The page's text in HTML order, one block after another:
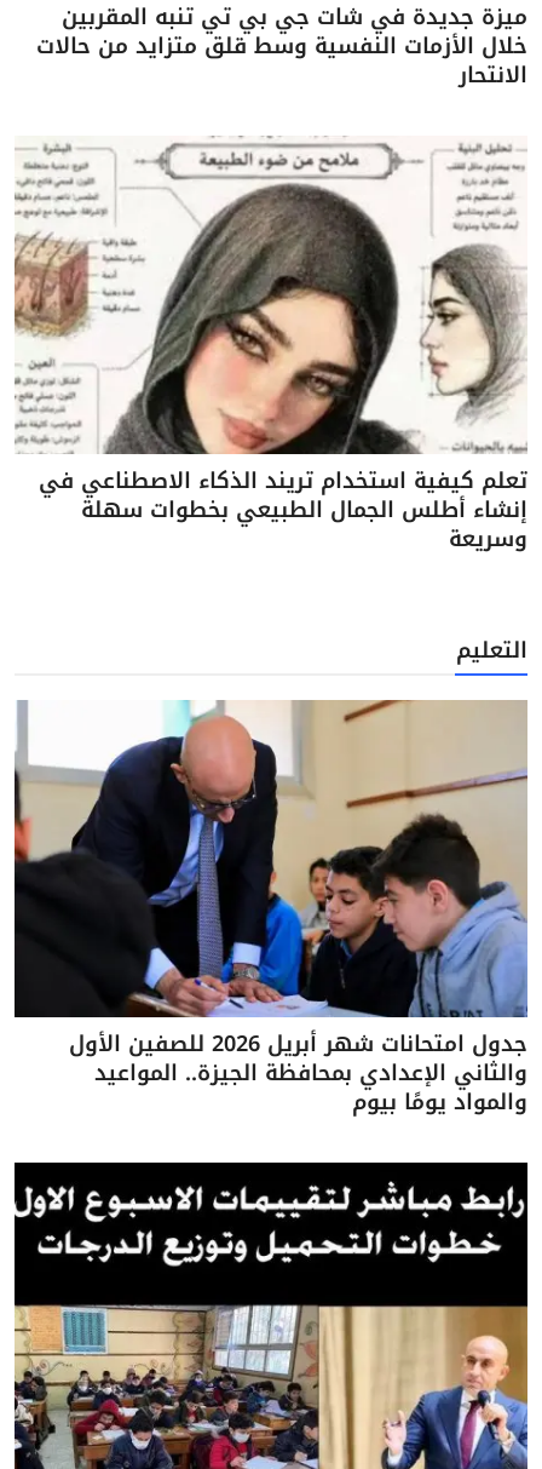
ميزة جديدة في شات جي بي تي تنبه المقربين
خلال الأزمات النفسية وسط قلق متزايد من حالات
الانتحار
تعلم كيفية استخدام تريند الذكاء الاصطناعي في
إنشاء أطلس الجمال الطبيعي بخطوات سهلة
وسريعة
التعليم
جدول امتحانات شهر أبريل 2026 للصفين الأول
والثاني الإعدادي بمحافظة الجيزة.. المواعيد
والمواد يومًا بيوم